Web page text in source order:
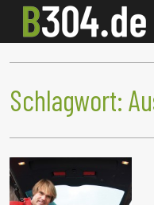
Schlagwort: